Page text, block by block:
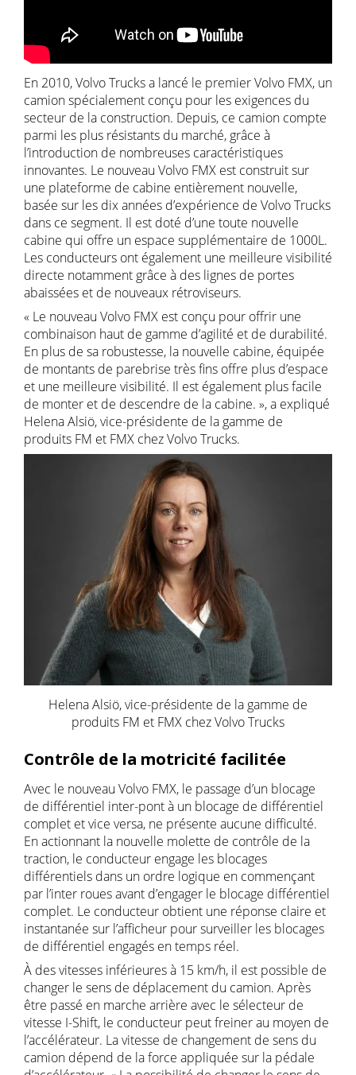
En 2010, Volvo Trucks a lancé le premier Volvo FMX, un
camion spécialement conçu pour les exigences du
secteur de la construction. Depuis, ce camion compte
parmi les plus résistants du marché, grâce à
l’introduction de nombreuses caractéristiques
innovantes. Le nouveau Volvo FMX est construit sur
une plateforme de cabine entièrement nouvelle,
basée sur les dix années d’expérience de Volvo Trucks
dans ce segment. Il est doté d’une toute nouvelle
cabine qui offre un espace supplémentaire de 1000L.
Les conducteurs ont également une meilleure visibilité
directe notamment grâce à des lignes de portes
abaissées et de nouveaux rétroviseurs.
« Le nouveau Volvo FMX est conçu pour offrir une
combinaison haut de gamme d’agilité et de durabilité.
En plus de sa robustesse, la nouvelle cabine, équipée
de montants de parebrise très fins offre plus d’espace
et une meilleure visibilité. Il est également plus facile
de monter et de descendre de la cabine. », a expliqué
Helena Alsiö, vice-présidente de la gamme de
produits FM et FMX chez Volvo Trucks.
Helena Alsiö, vice-présidente de la gamme de
produits FM et FMX chez Volvo Trucks
Contrôle de la motricité facilitée
Avec le nouveau Volvo FMX, le passage d’un blocage
de différentiel inter-pont à un blocage de différentiel
complet et vice versa, ne présente aucune difficulté.
En actionnant la nouvelle molette de contrôle de la
traction, le conducteur engage les blocages
différentiels dans un ordre logique en commençant
par l’inter roues avant d’engager le blocage différentiel
complet. Le conducteur obtient une réponse claire et
instantanée sur l’afficheur pour surveiller les blocages
de différentiel engagés en temps réel.
À des vitesses inférieures à 15 km/h, il est possible de
changer le sens de déplacement du camion. Après
être passé en marche arrière avec le sélecteur de
vitesse I-Shift, le conducteur peut freiner au moyen de
l’accélérateur. La vitesse de changement de sens du
camion dépend de la force appliquée sur la pédale